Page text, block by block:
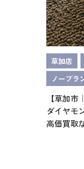
草加店
ノーブラ
【草加
ダイヤモ
高価買取